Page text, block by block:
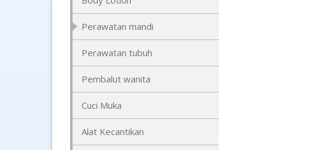
Perawatan mandi
Perawatan tubuh
Pembalut wanita
Cuci Muka
Alat Kecantikan